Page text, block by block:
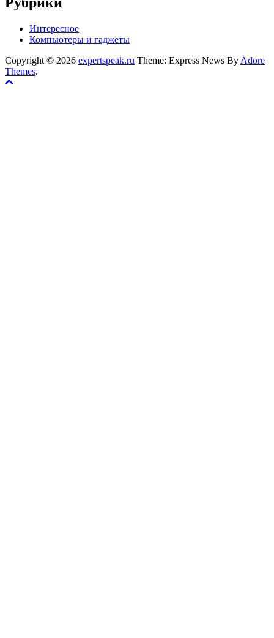
Интересное
Компьютеры и гаджеты
Copyright © 2026 expertspeak.ru Theme: Express News By Adore
Themes.